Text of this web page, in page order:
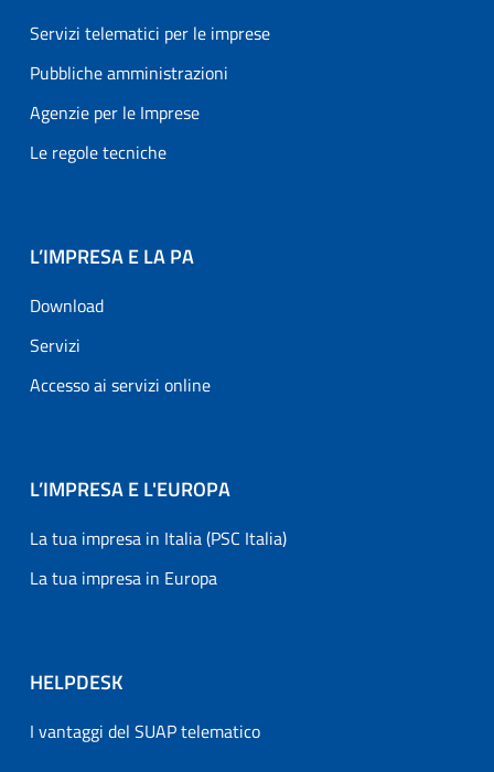
Servizi telematici per le imprese
Pubbliche amministrazioni
Agenzie per le Imprese
Le regole tecniche
L’IMPRESA E LA PA
Download
Servizi
Accesso ai servizi online
L’IMPRESA E L'EUROPA
La tua impresa in Italia (PSC Italia)
La tua impresa in Europa
HELPDESK
I vantaggi del SUAP telematico